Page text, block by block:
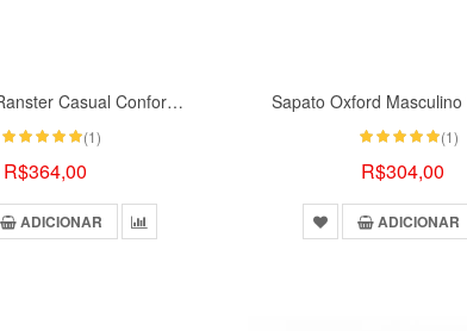
Sapatênis Ranster Casual Conforto Couro Off White
(1)
R$364,00
ADICIONAR
(1)
R$304,00
ADICIONAR